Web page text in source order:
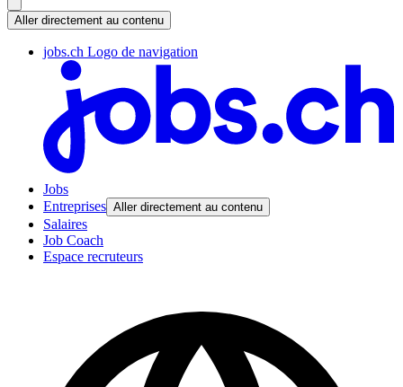
Aller directement au contenu
jobs.ch Logo de navigation
Jobs
Entreprises Aller directement au contenu
Salaires
Job Coach
Espace recruteurs